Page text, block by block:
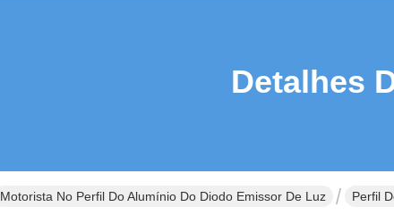
Detalhes
Motorista No Perfil Do Alumínio Do Diodo Emissor De Luz Perfil